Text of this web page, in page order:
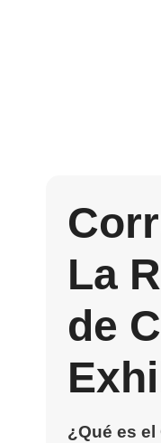
La
de
¿Qué es